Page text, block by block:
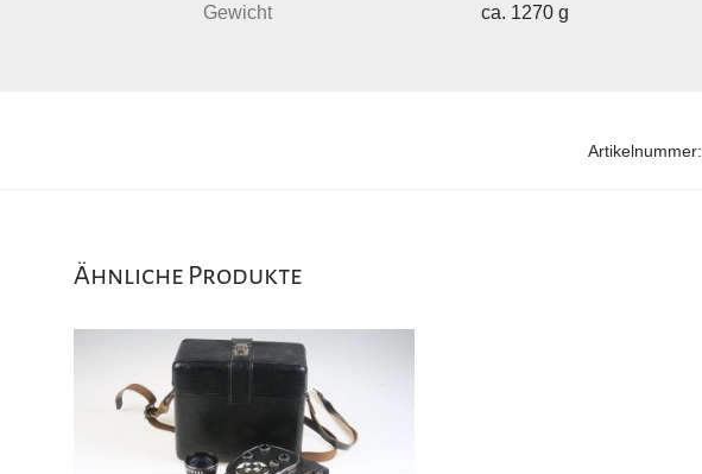
Gewicht ca. 1270 g
Artikelnummer:
Ähnliche Produkte